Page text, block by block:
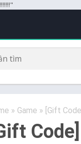
» Game » [Gift